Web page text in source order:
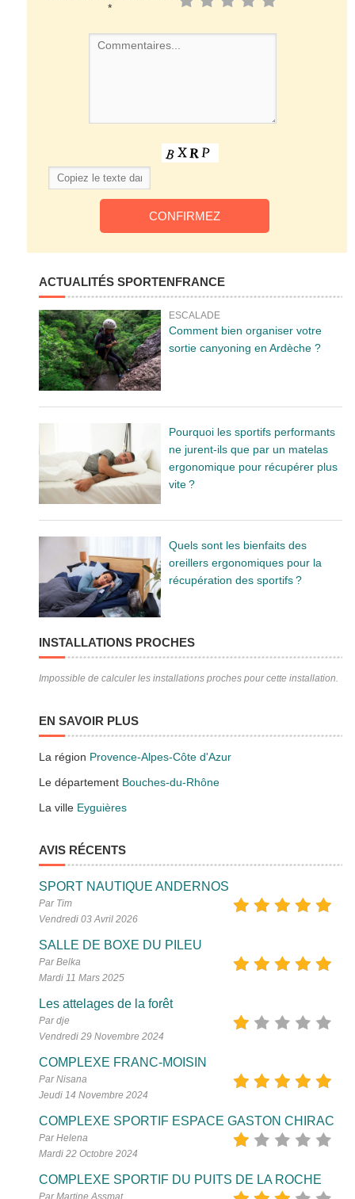
*
ACTUALITÉS SPORTENFRANCE
ESCALADE
Comment bien organiser votre
sortie canyoning en Ardèche ?
Pourquoi les sportifs performants
ne jurent-ils que par un matelas
ergonomique pour récupérer plus
vite ?
Quels sont les bienfaits des
oreillers ergonomiques pour la
récupération des sportifs ?
INSTALLATIONS PROCHES
Impossible de calculer les installations proches pour cette installation.
EN SAVOIR PLUS
La région Provence-Alpes-Côte d'Azur
Le département Bouches-du-Rhône
La ville Eyguières
AVIS RÉCENTS
SPORT NAUTIQUE ANDERNOS
Par Tim
Vendredi 03 Avril 2026
SALLE DE BOXE DU PILEU
Par Belka
Mardi 11 Mars 2025
Les attelages de la forêt
Par dje
Vendredi 29 Novembre 2024
COMPLEXE FRANC-MOISIN
Par Nisana
Jeudi 14 Novembre 2024
COMPLEXE SPORTIF ESPACE GASTON CHIRAC
Par Helena
Mardi 22 Octobre 2024
COMPLEXE SPORTIF DU PUITS DE LA ROCHE
Par Martine Assmat